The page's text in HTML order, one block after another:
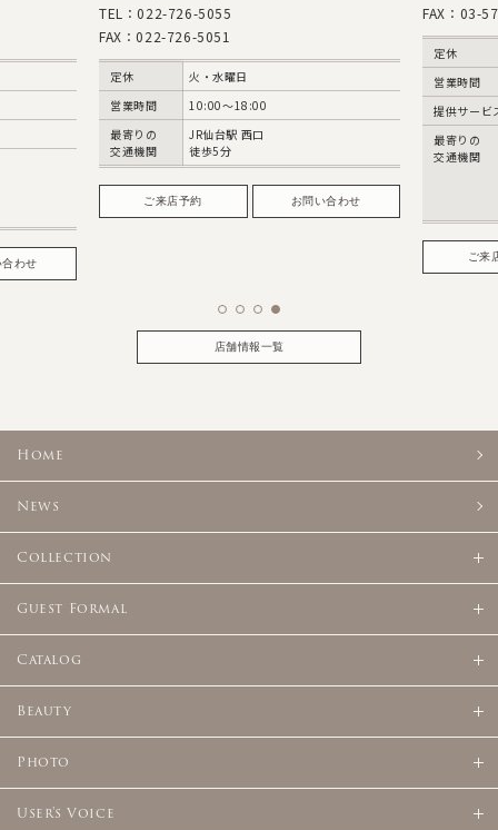
：022-726-5055
：022-726-5051
火・水曜日
10:00～18:00
機関
JR仙台駅 西口
徒歩5分
お問い合わせ
FAX：03-5798-2612
水曜日
10:00〜19:00
フォト
都営浅草線 高輪
A1出口 徒歩3分
店舗情報一覧
Home
News
Collection
Guest Formal
Catalog
Beauty
Photo
User's Voice